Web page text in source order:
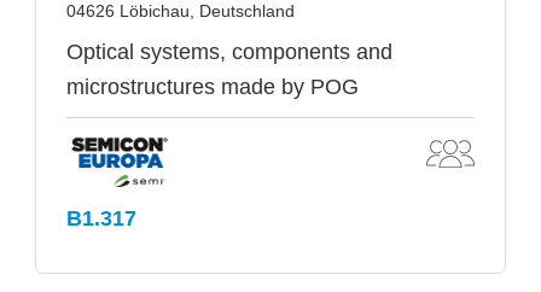
04626 Löbichau, Deutschland
Optical systems, components and
microstructures made by POG
B1.317